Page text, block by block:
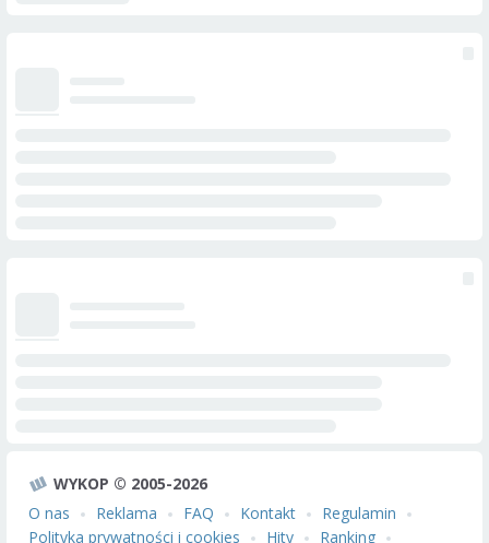
WYKOP © 2005-2026
O nas
Reklama FAQ Kontakt
Regulamin
Polityka prywatności i cookies
Hity Ranking